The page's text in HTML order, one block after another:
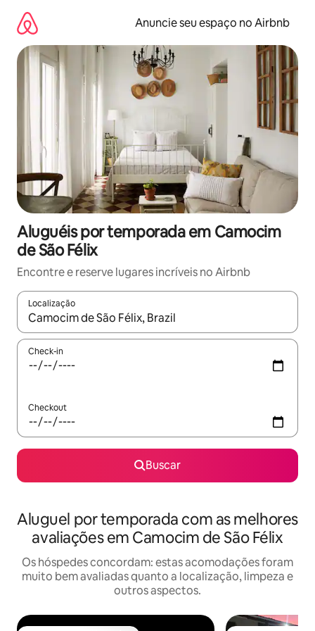
para
conteúdo
Anuncie seu espaço no Airbnb
Aluguéis por temporada em Camocim
de São Félix
Encontre e reserve lugares incríveis no Airbnb
Localização
Quando os resultados estiverem disponíveis, explore-os
Check-in
Checkout
Buscar
Aluguel por temporada com as melhores
avaliações em Camocim de São Félix
Os hóspedes concordam: estas acomodações foram
muito bem avaliadas quanto a localização, limpeza e
outros aspectos.